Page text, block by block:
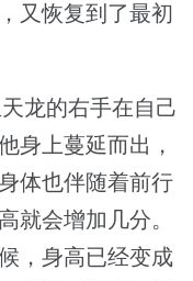
又恢复到了最初
龙的右手在自己
身上蔓延而出，
体也伴随着前行
就会增加几分。
，身高已经变成